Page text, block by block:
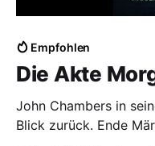
Empfohlen
Die Akte
John Chambers in
Blick zurück. Ende